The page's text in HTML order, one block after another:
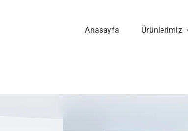
Anasayfa Ürünlerimiz